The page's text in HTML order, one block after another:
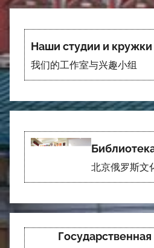
Наши студии и кружки
我们的工作室与兴趣小组
北京俄罗斯文